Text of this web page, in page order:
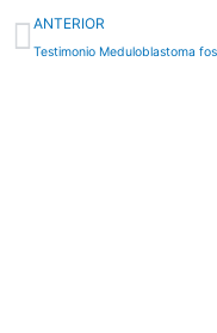
Ant
ANTERIOR
Testimonio Meduloblastoma